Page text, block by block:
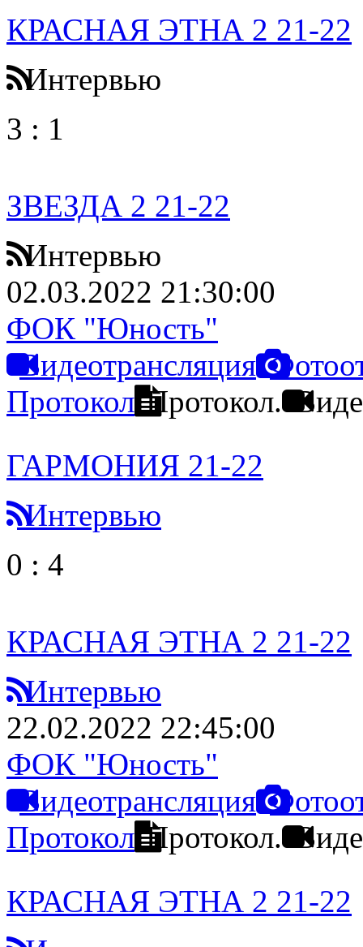
КРАСНАЯ ЭТНА 2 21-22
Интервью
3 : 1
ЗВЕЗДА 2 21-22
Интервью
02.03.2022 21:30:00
ФОК "Юность"
Видеотрансляция
Протокол Протокол.
ГАРМОНИЯ 21-22
Интервью
0 : 4
КРАСНАЯ ЭТНА 2 21-22
Интервью
22.02.2022 22:45:00
ФОК "Юность"
Видеотрансляция
Протокол Протокол.
КРАСНАЯ ЭТНА 2 21-22